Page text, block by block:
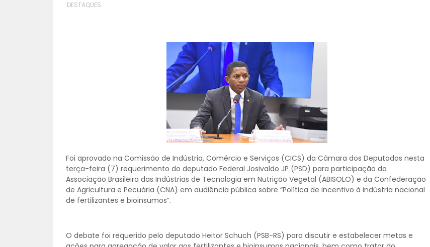
DESTAQUES. . .
Foi aprovado na Comissão de Indústria, Comércio e Serviços (CICS) da Câmara dos Deputados nesta
terça-feira (7) requerimento do deputado Federal Josivaldo JP (PSD) para participação da
Associação Brasileira das Indústrias de Tecnologia em Nutrição Vegetal (ABISOLO) e da Confederação
de Agricultura e Pecuária (CNA) em audiência pública sobre “Política de incentivo à indústria nacional
de fertilizantes e bioinsumos”.
O debate foi requerido pelo deputado Heitor Schuch (PSB-RS) para discutir e estabelecer metas e